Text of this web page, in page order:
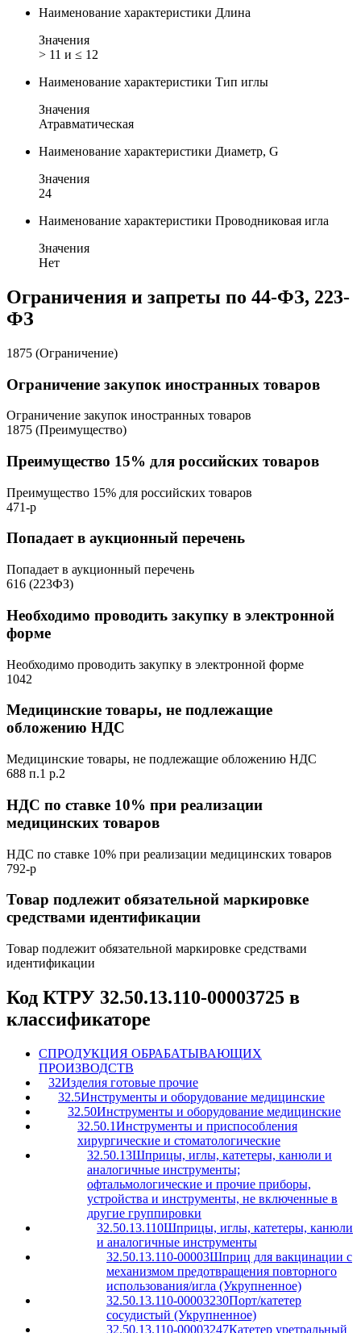
Наименование характеристики Длина
Значения
> 11 и ≤ 12
Наименование характеристики Тип иглы
Значения
Атравматическая
Наименование характеристики Диаметр, G
Значения
24
Наименование характеристики Проводниковая игла
Значения
Нет
Ограничения и запреты по 44-ФЗ, 223-
ФЗ
1875 (Ограничение)
Ограничение закупок иностранных товаров
Ограничение закупок иностранных товаров
1875 (Преимущество)
Преимущество 15% для российских товаров
Преимущество 15% для российских товаров
471-р
Попадает в аукционный перечень
Попадает в аукционный перечень
616 (223ФЗ)
Необходимо проводить закупку в электронной
форме
Необходимо проводить закупку в электронной форме
1042
Медицинские товары, не подлежащие
обложению НДС
Медицинские товары, не подлежащие обложению НДС
688 п.1 р.2
НДС по ставке 10% при реализации
медицинских товаров
НДС по ставке 10% при реализации медицинских товаров
792-р
Товар подлежит обязательной маркировке
средствами идентификации
Товар подлежит обязательной маркировке средствами
идентификации
Код КТРУ 32.50.13.110-00003725 в
классификаторе
CПРОДУКЦИЯ ОБРАБАТЫВАЮЩИХ
ПРОИЗВОДСТВ
32Изделия готовые прочие
32.5Инструменты и оборудование медицинские
32.50Инструменты и оборудование медицинские
32.50.1Инструменты и приспособления
хирургические и стоматологические
32.50.13Шприцы, иглы, катетеры, канюли и
аналогичные инструменты;
офтальмологические и прочие приборы,
устройства и инструменты, не включенные в
другие группировки
32.50.13.110Шприцы, иглы, катетеры, канюли
и аналогичные инструменты
32.50.13.110-00003Шприц для вакцинации с
механизмом предотвращения повторного
использования/игла (Укрупненное)
32.50.13.110-00003230Порт/катетер
сосудистый (Укрупненное)
32.50.13.110-00003247Катетер уретральный